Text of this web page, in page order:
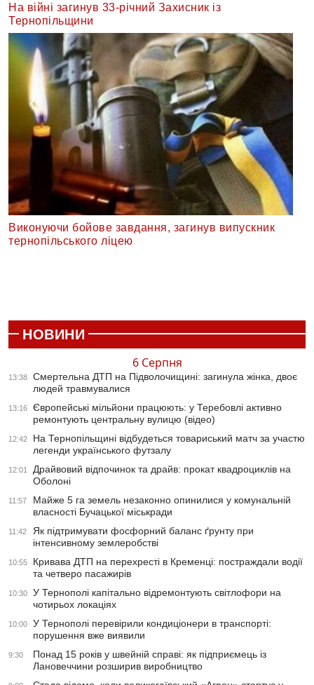
На війні загинув 33-річний Захисник із
Тернопільщини
Виконуючи бойове завдання, загинув випускник
тернопільського ліцею
НОВИНИ
6 Серпня
13:38
Смертельна ДТП на Підволочищині: загинула жінка, двоє
людей травмувалися
13:16
Європейські мільйони працюють: у Теребовлі активно
ремонтують центральну вулицю (відео)
12:42
На Тернопільщині відбудеться товариський матч за участю
легенди українського футзалу
12:01
Драйвовий відпочинок та драйв: прокат квадроциклів на
Оболоні
11:57
Майже 5 га земель незаконно опинилися у комунальній
власності Бучацької міськради
11:42
Як підтримувати фосфорний баланс ґрунту при
інтенсивному землеробстві
10:55
Кривава ДТП на перехресті в Кременці: постраждали водії
та четверо пасажирів
10:30
У Тернополі капітально відремонтують світлофори на
чотирьох локаціях
10:00
У Тернополі перевірили кондиціонери в транспорті:
порушення вже виявили
9:30
Понад 15 років у швейній справі: як підприємець із
Лановеччини розширив виробництво